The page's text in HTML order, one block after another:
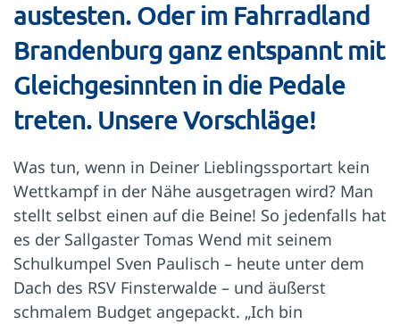
austesten. Oder im Fahrradland
Brandenburg ganz entspannt mit
Gleichgesinnten in die Pedale
treten. Unsere Vorschläge!
Was tun, wenn in Deiner Lieblingssportart kein
Wettkampf in der Nähe ausgetragen wird? Man
stellt selbst einen auf die Beine! So jedenfalls hat
es der Sallgaster Tomas Wend mit seinem
Schulkumpel Sven Paulisch – heute unter dem
Dach des RSV Finsterwalde – und äußerst
schmalem Budget angepackt. „Ich bin